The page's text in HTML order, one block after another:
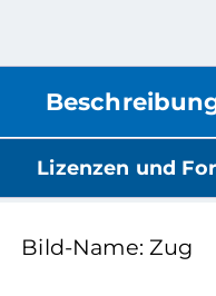
Lizenzen und
Bild-Name: Zug